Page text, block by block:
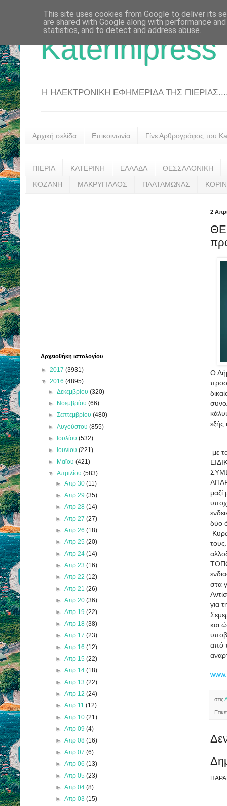
Katerinipress
Η ΗΛΕΚΤΡΟΝΙΚΗ ΕΦΗΜΕΡΙΔΑ ΤΗΣ
Αρχική σελίδα Επικοινωνία Γίνε Αρθρογράφος του
ΠΙΕΡΙΑ ΚΑΤΕΡΙΝΗ ΕΛΛΑΔΑ ΘΕΣΣΑΛΟΝΙΚΗ
ΚΟΖΑΝΗ ΜΑΚΡΥΓΙΑΛΟΣ ΠΛΑΤΑΜΩΝΑΣ
2
Ο
εξής
με
δύο
στα
για
και
από
στις
Αρχειοθήκη ιστολογίου
► 2017 (3931)
▼ 2016 (4895)
►Δεκεμβρίου(320)
► Νοεμβρίου(66)
►Σεπτεμβρίου(480)
►Αυγούστου(855)
► Ιουλίου(532)
► Ιουνίου(221)
► Μαΐου(421)
▼Απριλίου(583)
► Απρ 30 (11)
► Απρ 29 (35)
► Απρ 28 (14)
► Απρ 27 (27)
► Απρ 26 (18)
► Απρ 25 (20)
► Απρ 24 (14)
► Απρ 23 (16)
► Απρ 22 (12)
► Απρ 21 (26)
► Απρ 20 (36)
► Απρ 19 (22)
► Απρ 18 (38)
► Απρ 17 (23)
► Απρ 16 (12)
► Απρ 15 (22)
► Απρ 14 (18)
► Απρ 13 (22)
► Απρ 12 (24)
► Απρ 11 (12)
► Απρ 10 (21)
► Απρ 09 (4)
► Απρ 08 (16)
► Απρ 07 (6)
► Απρ 06 (13)
► Απρ 05 (23)
► Απρ 04 (8)
► Απρ 03 (15)
This site uses cookies from Google to deliver its
are shared with Google along with performance
statistics, and to detect and address abuse.